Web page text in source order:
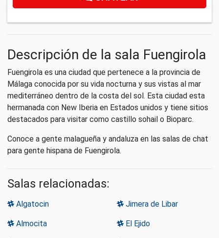
Descripción de la sala Fuengirola
Fuengirola es una ciudad que pertenece a la provincia de
Málaga conocida por su vida nocturna y sus vistas al mar
mediterráneo dentro de la costa del sol. Esta ciudad esta
hermanada con New Iberia en Estados unidos y tiene sitios
destacados para visitar como castillo sohail o Bioparc.
Conoce a gente malagueña y andaluza en las salas de chat
para gente hispana de Fuengirola.
Salas relacionadas:
Algatocin Jimera de Libar
Almocita El Ejido